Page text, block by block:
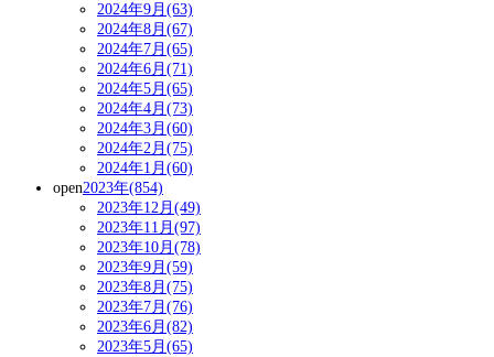
2024年9月(63)
2024年8月(67)
2024年7月(65)
2024年6月(71)
2024年5月(65)
2024年4月(73)
2024年3月(60)
2024年2月(75)
2024年1月(60)
open2023年(854)
2023年12月(49)
2023年11月(97)
2023年10月(78)
2023年9月(59)
2023年8月(75)
2023年7月(76)
2023年6月(82)
2023年5月(65)